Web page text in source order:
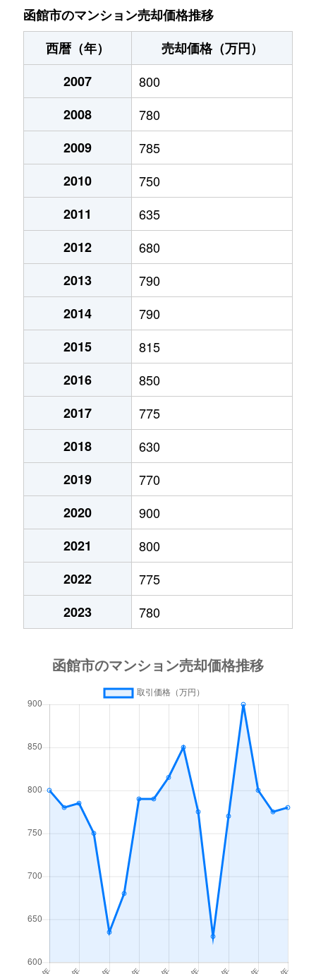
末広町
230万円 十字街
末広町
240万円 十字街
千代台町
3,100万円
千代台町
2,400万円
富岡町
1,700万円
富岡町
590万円
1,700万円
深堀町
1,400万円
深堀町
480万円
船見町
2,000万円
弁天町
780万円
1,200万円
750万円
430万円
宮前町
170万円
宮前町
180万円
2,200万円
梁川町
2,200万円
梁川町
2,300万円
五稜郭公園前
3,500万円 函館
湯川町
函館
湯川町
函館
1,700万円 湯の川
530万円 湯の川
520万円 湯の川
湯川町
1,300万円
湯川町
790万円 湯の川 徒歩6
函館市のマンション売却価格推移
西暦（年）
売却価格（万円）
2007
800
2008
780
2009
785
2010
750
2011
635
2012
680
2013
790
2014
790
2015
815
2016
850
2017
775
2018
630
2019
770
2020
900
2021
800
2022
775
2023
780